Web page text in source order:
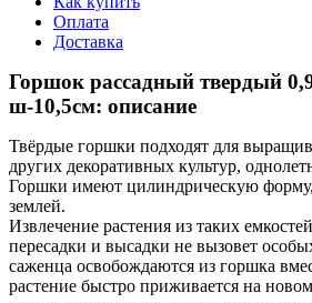
Оплата
Доставка
Горшок рассадный твердый
ш-10,5см: описание
Твёрдые горшки подходят для
других декоративных культур,
Горшки имеют цилиндрическую форму,
землей.
Извлечение растения из таких
пересадки и высадки не вызовет
саженца освобождаются из горшка
растение быстро приживается на